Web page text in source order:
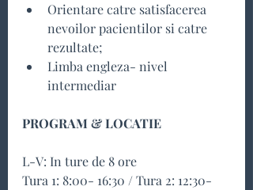
Orientare catre satisfacerea
nevoilor pacientilor si catre
rezultate;
Limba engleza- nivel
intermediar
PROGRAM & LOCATIE
L-V: In ture de 8 ore
Tura 1: 8:00- 16:30 / Tura 2: 12:30-